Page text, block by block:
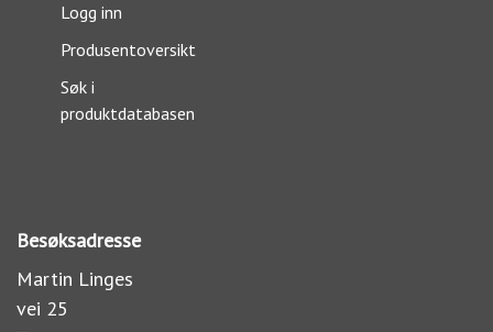
Logg inn
Produsentoversikt
Søk i
produktdatabasen
Besøksadresse
Martin Linges
vei 25